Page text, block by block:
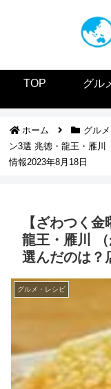
TOP グル
ホーム グル
ン3選 兆徳・龍王・雁川
情報2023年8月18日
【ざわつく
龍王・雁川
選んだのは？
グルメ・レシピ